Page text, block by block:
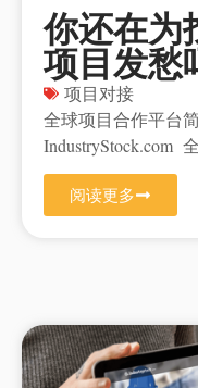
你还在为
项目发愁
项目对接
全球项目合作平台
IndustryStock.com
阅读更多